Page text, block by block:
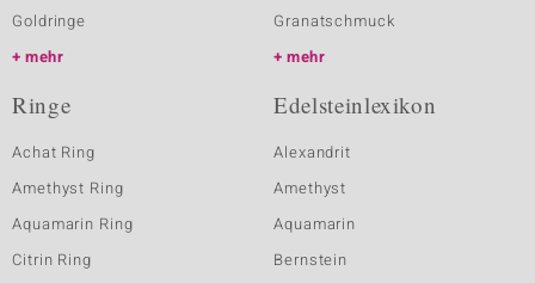
Goldringe
mehr
Granatschmuck
mehr
Ringe
Achat Ring
Amethyst Ring
Aquamarin Ring
Citrin Ring
Edelsteinlexikon
Alexandrit
Amethyst
Aquamarin
Bernstein